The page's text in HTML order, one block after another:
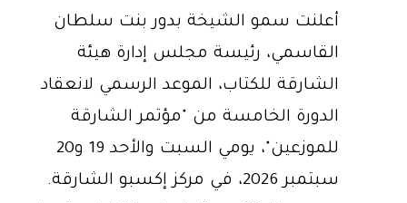
أعلنت سمو الشيخة بدور بنت سلطان
القاسمي، رئيسة مجلس إدارة هيئة
الشارقة للكتاب، الموعد الرسمي لانعقاد
الدورة الخامسة من "مؤتمر الشارقة
للموزعين"، يومي السبت والأحد 19 و20
سبتمبر 2026، في مركز إكسبو الشارقة.